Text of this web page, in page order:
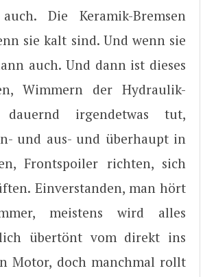
Die Keramik-Bremsen
sie kalt sind. Und wenn sie
auch. Und dann ist dieses
Wimmern der Hydraulik-
irgendetwas tut,
und aus- und überhaupt in
Frontspoiler richten, sich
Einverstanden, man hört
meistens wird alles
übertönt vom direkt ins
Motor, doch manchmal rollt